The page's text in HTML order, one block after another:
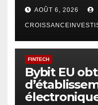
AOÛT 6, 2026
FINTECH
Bybit EU